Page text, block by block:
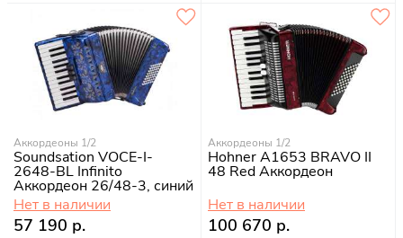
Аккордеоны 1/2
Soundsation VOCE-I-
2648-BL Infinito
Аккордеон 26/48-3, синий
Нет в наличии
57 190 р.
Аккордеоны 1/2
Hohner A1653 BRAVO II
48 Red Аккордеон
Нет в наличии
100 670 р.